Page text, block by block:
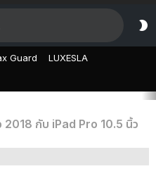
Guard LUXESLA
2018 กับ iPad Pro 10.5 นิ้ว